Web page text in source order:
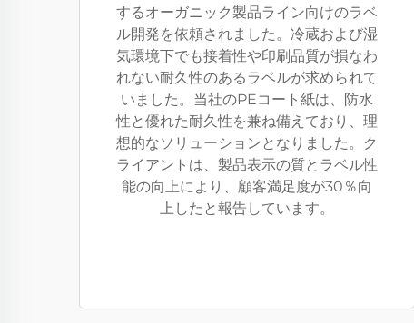
するオーガニック製品ライン向けのラベ
ル開発を依頼されました。冷蔵および湿
気環境下でも接着性や印刷品質が損なわ
れない耐久性のあるラベルが求められて
いました。当社のPEコート紙は、防水
性と優れた耐久性を兼ね備えており、理
想的なソリューションとなりました。ク
ライアントは、製品表示の質とラベル性
能の向上により、顧客満足度が30％向
上したと報告しています。